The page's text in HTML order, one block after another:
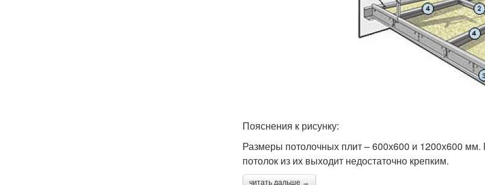
Пояснения к рисунку:
Размеры потолочных плит – 600х600 и 1200х600
потолок из их выходит недостаточно крепким.
читать дальше →